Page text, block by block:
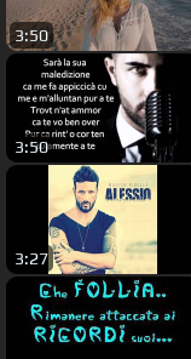
3:50
3:50
3:27